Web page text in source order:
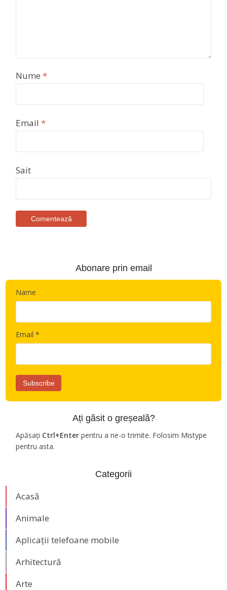
Nume *
Email *
Sait
Abonare prin email
Name
Email *
Ați găsit o greșeală?
Apăsați Ctrl+Enter pentru a ne-o trimite. Folosim Mistype
pentru asta.
Categorii
Acasă
Animale
Aplicații telefoane mobile
Arhitectură
Arte